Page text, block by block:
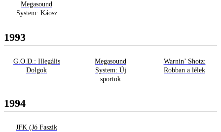
Megasound
System: Káosz
1993
G.O.D.: Illegális
Dolgok
Megasound
System: Új
sportok
Warnin’ Shotz:
Robban a lélek
1994
JFK (Jó Faszik